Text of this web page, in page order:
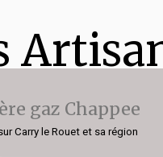
gaz Chappee
Carry le Rouet et sa région